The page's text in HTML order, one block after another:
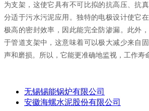
为支架，这使它具有不可比拟的抗高压、抗
分适于污水污泥应用。独特的电极设计使它
极高的密封效率，因此能完全防渗漏。此外
于管道支架中，这意味着可以极大减少来自
声和磨损。所以，它能更准确地监视，工作寿
无锡锡能锅炉有限公司
安徽海螺水泥股份有限公司